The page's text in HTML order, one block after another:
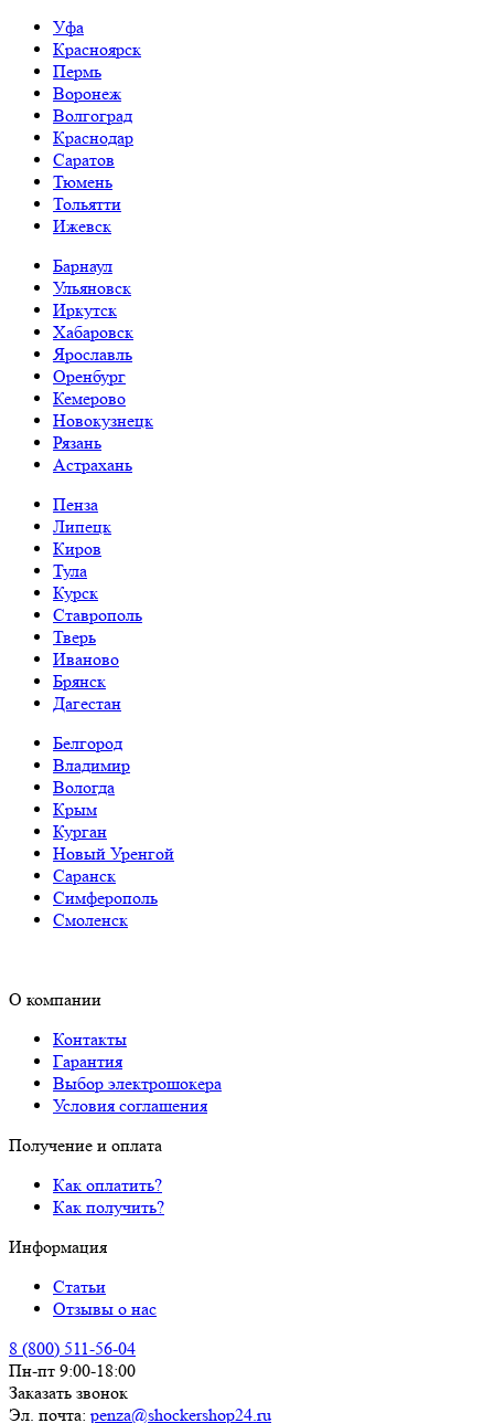
Уфа
Красноярск
Пермь
Воронеж
Волгоград
Краснодар
Саратов
Тюмень
Тольятти
Ижевск
Барнаул
Ульяновск
Иркутск
Хабаровск
Ярославль
Оренбург
Кемерово
Новокузнецк
Рязань
Астрахань
Пенза
Липецк
Киров
Тула
Курск
Ставрополь
Тверь
Иваново
Брянск
Дагестан
Белгород
Владимир
Вологда
Крым
Курган
Новый Уренгой
Саранск
Симферополь
Смоленск
О компании
Контакты
Гарантия
Выбор электрошокера
Условия соглашения
Получение и оплата
Как оплатить?
Как получить?
Информация
Статьи
Отзывы о нас
8 (800) 511-56-04
Пн-пт 9:00-18:00
Заказать звонок
Эл. почта: penza@shockershop24.ru